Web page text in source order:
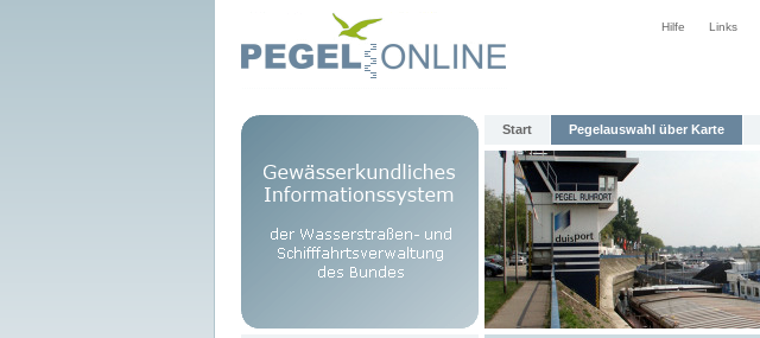
Hilfe Links
Start Pegelauswahl über Karte